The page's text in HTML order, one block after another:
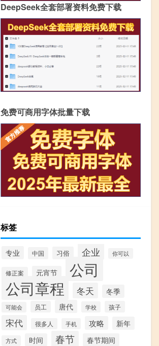
DeepSeek全套部署资料免费下载
免费可商用字体批量下载
标签
专业 中国 习俗 企业 你可以
修正案 元宵节 公司
公司章程 冬天 冬季
可能会 员工 唐代 学校 孩子
宋代 很多人 手机 攻略 新年
方式 时间 春节 春节期间